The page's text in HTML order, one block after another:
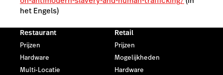
het Engels)
Restaurant
Prijzen
Hardware
Multi-Locatie
Retail
Prijzen
Mogelijkheden
Hardware